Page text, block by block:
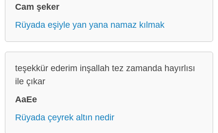
Cam şeker
Rüyada eşiyle yan yana namaz kılmak
teşekkür ederim inşallah tez zamanda hayırlısı
ile çıkar
AaEe
Rüyada çeyrek altın nedir